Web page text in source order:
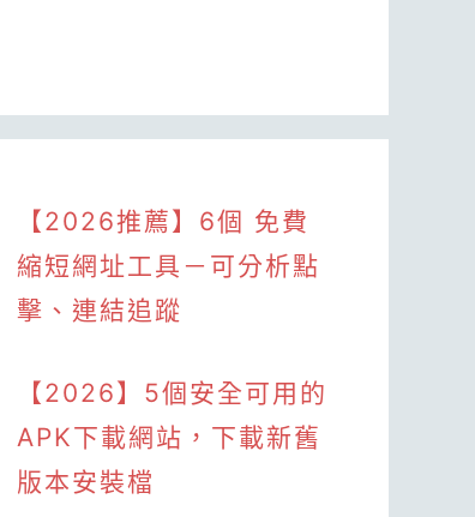
【2026推薦】6個 免費
縮短網址工具－可分析點
擊、連結追蹤
【2026】5個安全可用的
APK下載網站，下載新舊
版本安裝檔